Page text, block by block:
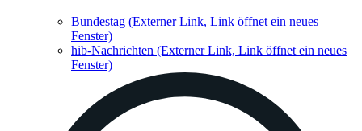
Bundestag (Externer Link, Link öffnet ein neues
Fenster)
hib-Nachrichten (Externer Link, Link öffnet ein neues
Fenster)